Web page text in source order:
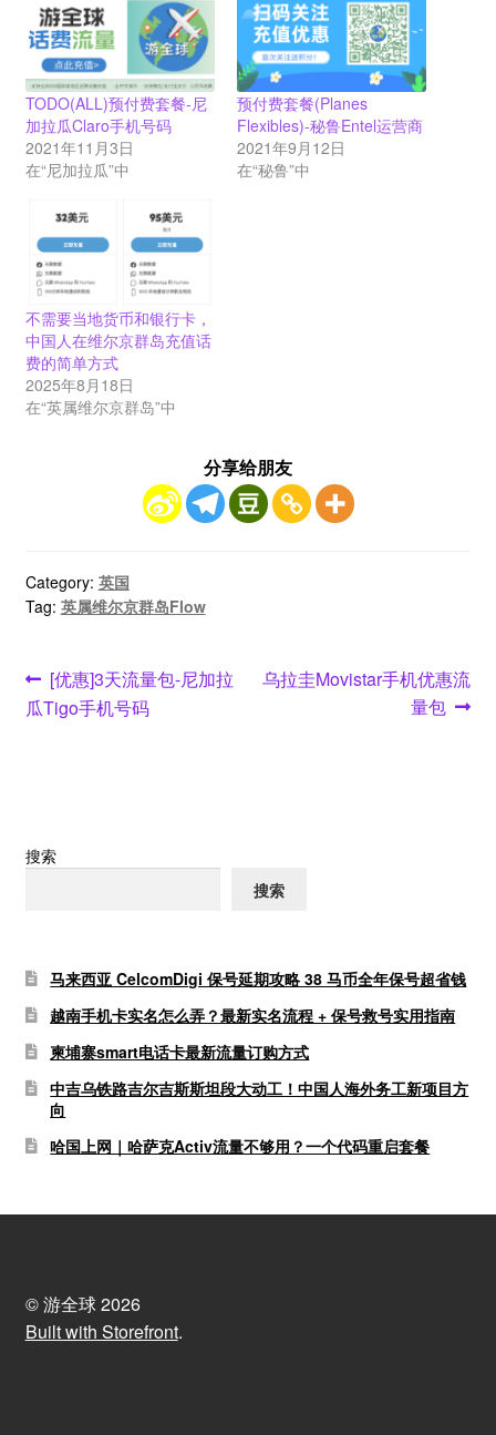
TODO(ALL)预付费套餐-尼
加拉瓜Claro手机号码
2021年11月3日
在“尼加拉瓜”中
预付费套餐(Planes
Flexibles)-秘鲁Entel运营商
2021年9月12日
在“秘鲁”中
不需要当地货币和银行卡，
中国人在维尔京群岛充值话
费的简单方式
2025年8月18日
在“英属维尔京群岛”中
分享给朋友
Category: 英国
Tag: 英属维尔京群岛Flow
文
章
Previous
post:
[优惠]3天流量包-尼加拉
瓜Tigo手机号码
Next
乌拉圭Movistar手机优惠流
量包
搜索
搜索
马来西亚 CelcomDigi 保号延期攻略 38 马币全年保号超省钱
越南手机卡实名怎么弄？最新实名流程 + 保号救号实用指南
柬埔寨smart电话卡最新流量订购方式
中吉乌铁路吉尔吉斯斯坦段大动工！中国人海外务工新项目方
向
哈国上网｜哈萨克Activ流量不够用？一个代码重启套餐
© 游全球 2026
Built with Storefront.